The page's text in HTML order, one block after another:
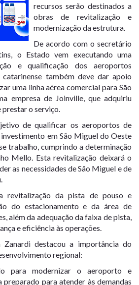
recursos serão destinados a
obras de revitalização e
modernização da estrutura.
De acordo com o secretário
o Estado vem executando uma
e qualificação dos aeroportos
também deve dar apoio
uma linha aérea comercial para São
empresa de Joinville, que adquiriu
o serviço.
de qualificar os aeroportos de
em São Miguel do Oeste
trabalho, cumprindo a determinação
Mello. Esta revitalização deixará o
as necessidades de São Miguel e de
revitalização da pista de pouso e
do estacionamento e da área de
além da adequação da faixa de pista,
e eficiência às operações.
destacou a importância do
regional:
para modernizar o aeroporto e
para atender às demandas